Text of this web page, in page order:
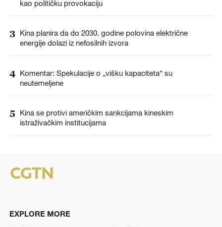
kao političku provokaciju
3 Kina planira da do 2030. godine polovina električne
energije dolazi iz nefosilnih izvora
4 Komentar: Spekulacije o „višku kapaciteta“ su
neutemeljene
5
Kina se protivi američkim sankcijama kineskim
istraživačkim institucijama
EXPLORE MORE